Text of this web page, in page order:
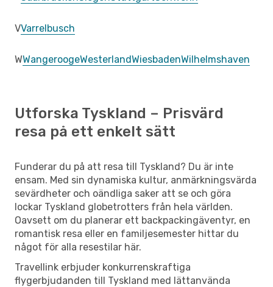
VVarrelbusch
WWangeroogeWesterlandWiesbadenWilhelmshaven
Utforska Tyskland – Prisvärd
resa på ett enkelt sätt
Funderar du på att resa till Tyskland? Du är inte
ensam. Med sin dynamiska kultur, anmärkningsvärda
sevärdheter och oändliga saker att se och göra
lockar Tyskland globetrotters från hela världen.
Oavsett om du planerar ett backpackingäventyr, en
romantisk resa eller en familjesemester hittar du
något för alla resestilar här.
Travellink erbjuder konkurrenskraftiga
flygerbjudanden till Tyskland med lättanvända